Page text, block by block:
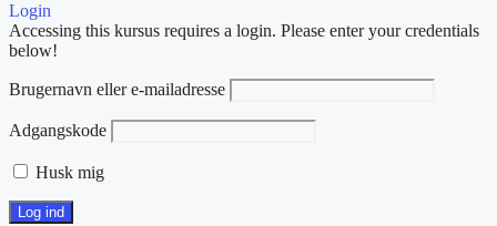
Login
Accessing this kursus requires a login. Please enter your credentials
below!
Brugernavn eller e-mailadresse
Adgangskode
Husk mig